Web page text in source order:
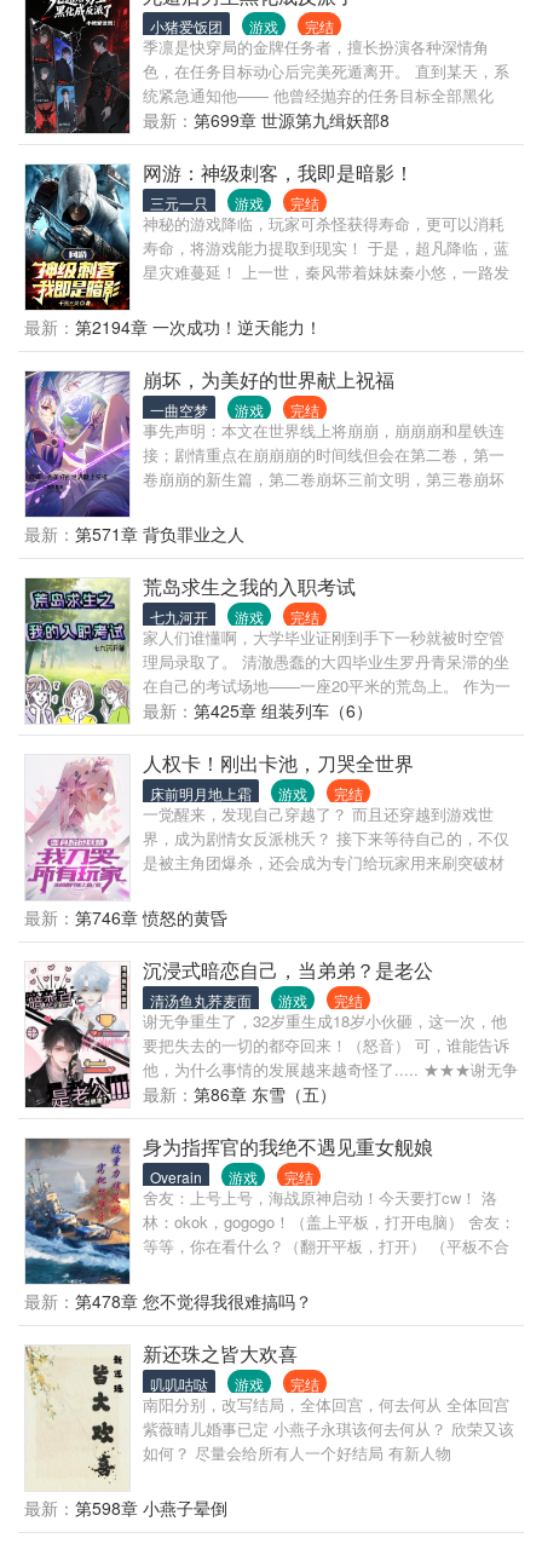
的情况下，该计划不能被该文明察觉 三、协助者必须
使用人工智能作为决策者，不能使用上传意识、复制
人格等方式，以人类意识作为协助者计划的决策者
（划掉） 四、协助者在执行计划期间允许在第二条协
议内使用一定的武力 五、协助者如若是在无干扰情况
下认为该文明现已处于覆灭危机中，则允许协助者开
违反第二与第四条协议 六、协助者必须保证计划执行
时所有执行者都在协助者的管控下，并在使命完成后
收回模拟人格及其记忆 七、协助者所配套的文明走向
预测系统具有极高的精准度，该技术不允许被任何除
协助者外的智慧体知晓与理解 八、一切为了文明 （我
大脑） （更新会很慢）
小猪爱饭团 游戏 完结
季凛是快穿局的金牌任务者，擅长扮演各种深情角
色，在任务目标动心后完美死遁离开。 直到某天，系
统紧急通知他—— 他曾经抛弃的任务目标全部黑化
了！ 冷酷总裁为他疯魔，毁掉半个商界； 末世首领因
他堕落，将世界推向深渊； 仙门师尊为他入魔，血洗
三界…… 为了修复崩溃的位面，季凛被迫重返那些世
界，面对因他而疯的男主们。（作品简介仅供参考）
最新： 第699章 世源第九缉妖部8
网游：神级刺客，我即是暗影！
三元一只 游戏 完结
神秘的游戏降临，玩家可杀怪获得寿命，更可以消耗
寿命，将游戏能力提取到现实！ 于是，超凡降临，蓝
星灾难蔓延！ 上一世，秦风带着妹妹秦小悠，一路发
了双眼，要把他的‘古神眼球’拿去送给偶像…… 重活一
世，秦风决定独行！ 妹妹？让她滚！ 从此，一个无影
无形的神级刺客诞生了。 他是暗影，在黑暗中舞动刀
光，杀戮和死亡，在他手中如艺术般绽放…… 亿万尸
骸环绕之中，他终将登临神座！ （技能无限进化：永
久隐身、一击必杀、百倍爆率、一刀屠神……）
最新： 第2194章 一次成功！逆天能力！
崩坏，为美好的世界献上祝福
一曲空梦 游戏 完结
事先声明：本文在世界线上将崩崩，崩崩崩和星铁连
接；剧情重点在崩崩崩的时间线但会在第二卷，第一
卷崩崩的新生篇，第二卷崩坏三前文明，第三卷崩坏
主对应第一卷：九霄。作者较鸽建议养书 一个人的力
量究竟能有多大，一个人又能忍受什么样的孤独。即
使无人同行，也要留下属于自己的笔墨。 “如果曾经拯
救过世界的人可以被称为救世主的话，那我的确可以
被称为救世主。” “那，你能再一次，拯救这个世界
吗？拯救这个时时刻刻都在有人流泪，有人流血的世
界？” “我可以让子弹飞回枪膛，可以让雨水倒流。可
以让泪水飞回泪腺，但是已挥洒的血，已落下的泪，
都是不可挽回的。 不过，我也会继续向前，去建成我
想让已流过泪水的人变得坚强，想让已挥洒的鲜血不
会白流，想让被这个时代所扭曲的人重拾希望。 你，
愿意和我一起吗？”
最新： 第571章 背负罪业之人
荒岛求生之我的入职考试
七九河开 游戏 完结
家人们谁懂啊，大学毕业证刚到手下一秒就被时空管
理局录取了。 清澈愚蠢的大四毕业生罗丹青呆滞的坐
在自己的考试场地——一座20平米的荒岛上。 作为一
个社恐罗丹青把她的苟和潜水发挥到了极致，以至于
她的两个闺蜜差点以为她没来。 向璃书：储备粮你是
真一句话不说啊。 罗丹青：√ 罗丹青： 向璃书：啊啊
啊啊，姐妹啊，丹青，青青，妈！想要！！ 季鹿鸣：
你这样不行，你跟断了网一样，你那么多好东西屯着
不卖怎么行，物资要循环起来啊亲。 罗丹青： 季鹿
鸣：你这样…… 罗丹青： 季鹿鸣：没事以后有什么事
情我通知你，东西我帮你卖，零食再来点，不够吃。
最新： 第425章 组装列车（6）
人权卡！刚出卡池，刀哭全世界
床前明月地上霜 游戏 完结
一觉醒来，发现自己穿越了？ 而且还穿越到游戏世
界，成为剧情女反派桃夭？ 接下来等待自己的，不仅
是被主角团爆杀，还会成为专门给玩家用来刷突破材
收割人气，就能够影响世界线，改变自己的命运！ 桃
夭思维一下子就清醒了。 自古深情留不住，唯有刀子
得人心。 直接开刀！ 于是乎，玩家们遇到她。 “嗯？
这女孩好温柔啊！” “这种角色肯定有问题！” “这世界上
怎么可能有这种女孩，一看就目的不纯！” “像这种粉
头发的角色，绝对是粉切黑的人设！” “诶嘿，看我把
你切开，揭穿你的真面目！！” 结果…… “呜呜～狗策
划，你还我桃夭！” “桃桃，你带我走吧！求求你带我
走吧！” “啊啊啊！桃夭，我要怎么活啊！” …… 她是玩
情人物。 看着痛哭流涕的玩家们，桃夭心里乐开了
花。 表面上却还是温柔地安慰着。 “好啦，好啦，别
哭了。” “大家今天也要为了世界上的所有美好而战
哦！”
最新： 第746章 愤怒的黄昏
沉浸式暗恋自己，当弟弟？是老公
清汤鱼丸荞麦面 游戏 完结
谢无争重生了，32岁重生成18岁小伙砸，这一次，他
要把失去的一切的都夺回来！（怒音） 可，谁能告诉
他，为什么事情的发展越来越奇怪了..... ★★★谢无争
的烦恼★★★ -为什么重生后第一件事是还债啊！ -谁
能告诉我为什么年轻的自己这么可爱！ -超想让他赢怎
么办！ -成为队友后的同居生活该怎么应对！ -这种和
自己谈恋爱的展开真的合理吗！ ★★★林锋的困扰
★★★ -为什么这个新人这么强！ -为什么他看起来和
我这么像！ -为什么他总是那么宠我！ -为什么他这么
懂我的心思！ -喜欢上和自己长得这么像的人真的没问
题吗！ 阅读须知： ※ 本作含有大量电竞专业术语/梗 ※
穿，但是是美颜版本（？）
最新： 第86章 东雪（五）
身为指挥官的我绝不遇见重女舰娘
Overain 游戏 完结
舍友：上号上号，海战原神启动！今天要打cw！ 洛
林：okok，gogogo！（盖上平板，打开电脑） 舍友：
等等，你在看什么？（翻开平板，打开） （平板不合
了？！ 舍友（指着洛林的鼻子）：你怎么染上碧蓝
了？！ 洛林（抱头蹲下） 舍友（焦急的，语速飞
快）：你知不知道，隔壁学长玩了一个月碧蓝，说要
高考考680进海事学院抗击塞壬，现在人都快疯了！
（ 播放mp4： 学长（穿着指挥官学院制服惊世一跪，
握住舍友的手）：求求你跟我一起去海事学院，教我
追舰娘吧！哇达西！ 学长的舍友（猛的抽回手）：你
这个人还真是满脑子都想着自己呢。 播放结束。 ）
碧蓝。 舍友（掏手机，语速飞快）：现在赶紧改过自
新把志愿换成别的学校，还来得及！ 舍友（握住洛林
最新： 第478章 您不觉得我很难搞吗？
新还珠之皆大欢喜
叽叽咕哒 游戏 完结
南阳分别，改写结局，全体回宫，何去何从 全体回宫
紫薇晴儿婚事已定 小燕子永琪该何去何从？ 欣荣又该
如何？ 尽量会给所有人一个好结局 有新人物
最新： 第598章 小燕子晕倒